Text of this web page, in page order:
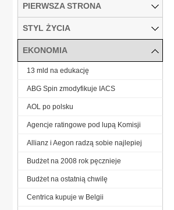
PIERWSZA STRONA
STYL ŻYCIA
EKONOMIA
13 mld na edukację
ABG Spin zmodyfikuje IACS
AOL po polsku
Agencje ratingowe pod lupą Komisji
Allianz i Aegon radzą sobie najlepiej
Budżet na 2008 rok pęcznieje
Budżet na ostatnią chwilę
Centrica kupuje w Belgii